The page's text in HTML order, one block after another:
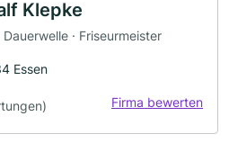
Klepke
· Friseurmeister
Essen
Firma bewerten